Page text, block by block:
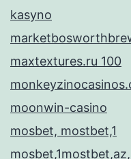
kasyno
maxtextures.ru 100
moonwin-casino
mosbet, mostbet,1
mosbet,1mostbet,az,